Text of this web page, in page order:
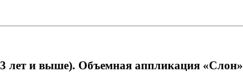
лет и выше). Объемная аппликация «Слон»